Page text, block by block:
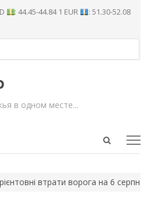
: 44.45-44.84 1 EUR
: 51.30-52.08
в одном месте...
Open
втрати ворога на 6 серпня: 1